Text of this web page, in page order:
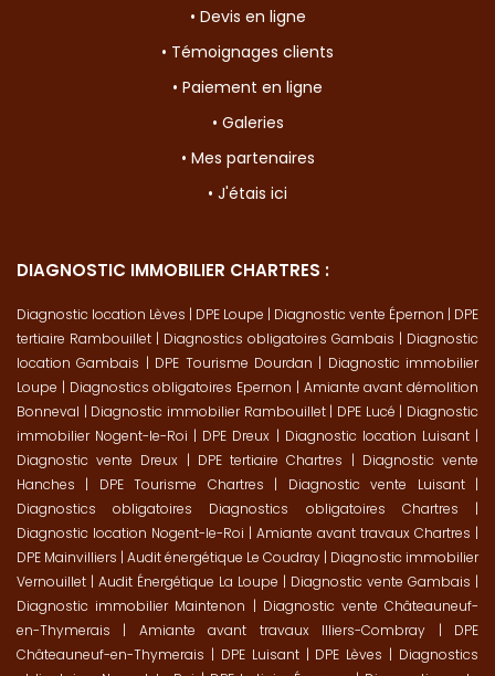
• Devis en ligne
• Témoignages clients
• Paiement en ligne
• Galeries
• Mes partenaires
• J'étais ici
DIAGNOSTIC IMMOBILIER CHARTRES :
Diagnostic location Lèves | DPE Loupe | Diagnostic vente Épernon | DPE
tertiaire Rambouillet | Diagnostics obligatoires Gambais | Diagnostic
location Gambais | DPE Tourisme Dourdan | Diagnostic immobilier
Loupe | Diagnostics obligatoires Epernon | Amiante avant démolition
Bonneval | Diagnostic immobilier Rambouillet| DPE Lucé | Diagnostic
immobilier Nogent-le-Roi | DPE Dreux | Diagnostic location Luisant|
Diagnostic vente Dreux | DPE tertiaire Chartres | Diagnostic vente
Hanches | DPE Tourisme Chartres | Diagnostic vente Luisant|
Diagnostics obligatoires Diagnostics obligatoires Chartres |
Diagnostic location Nogent-le-Roi | Amiante avant travaux Chartres |
DPE Mainvilliers | Audit énergétique Le Coudray | Diagnostic immobilier
Vernouillet | Audit Énergétique La Loupe | Diagnostic vente Gambais |
Diagnostic immobilier Maintenon | Diagnostic vente Châteauneuf-
en-Thymerais | Amiante avant travaux Illiers-Combray | DPE
Châteauneuf-en-Thymerais | DPE Luisant| DPE Lèves | Diagnostics